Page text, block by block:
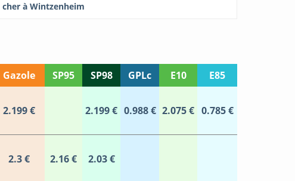
à Wintzenheim
Gazole SP95 SP98 GPLc E10
E85
2.199 € 2.199 € 0.988 € 2.075 € 0.785 €
2.3 € 2.16 € 2.03 €